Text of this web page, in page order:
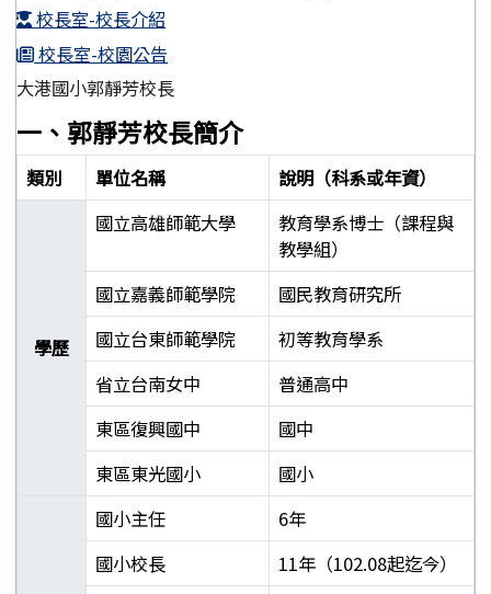
校長室-校長介紹
校長室-校園公告
大港國小郭靜芳校長
一、郭靜芳校長簡介
類別 單位名稱 說明（科系或年資）
學歷
國立高雄師範大學
教育學系博士（課程與
教學組）
國立嘉義師範學院
國民教育研究所
國立台東師範學院
初等教育學系
省立台南女中
普通高中
東區復興國中
國中
東區東光國小
國小
國小主任
6年
國小校長
11年（102.08起迄今）